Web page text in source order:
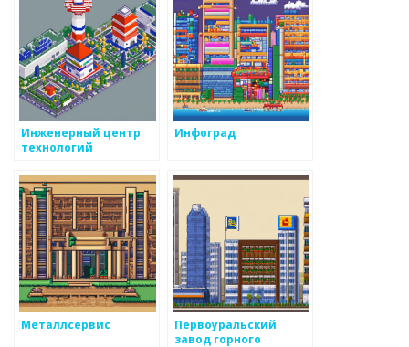
Инженерный центр
технологий
Инфоград
Металлсервис
Первоуральский
завод горного